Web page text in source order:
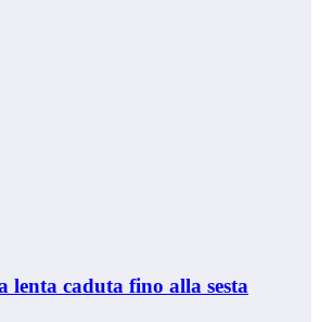
lenta caduta fino alla sesta